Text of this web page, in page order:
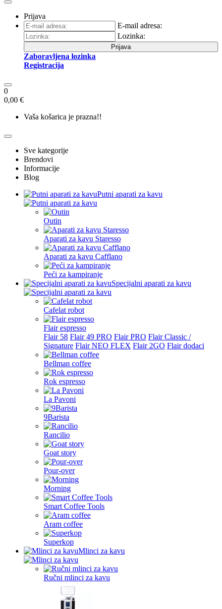
Prijava
E-mail adresa:
Lozinka:
Prijava
Zaboravljena lozinka
Registracija
0
0,00 €
Vaša košarica je prazna!!
Sve kategorije
Brendovi
Informacije
Blog
Putni aparati za kavu
Outin
Aparati za kavu Staresso
Aparati za kavu Cafflano
Peći za kampiranje
Specijalni aparati za kavu
Cafelat robot
Flair espresso
Flair 58 Flair 49 PRO Flair PRO Flair Classic /
Signature Flair NEO FLEX Flair 2GO Flair dodaci
Bellman coffee
Rok espresso
La Pavoni
9Barista
Rancilio
Goat story
Pour-over
Morning
Smart Coffee Tools
Aram coffee
Superkop
Mlinci za kavu
Ručni mlinci za kavu